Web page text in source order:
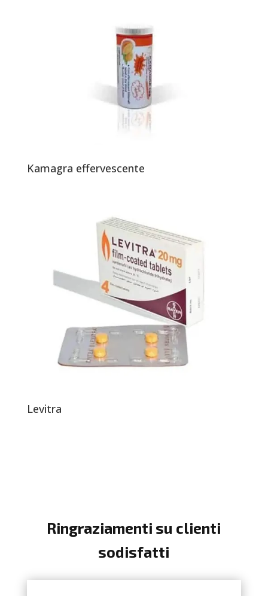
Kamagra effervescente
Levitra
Ringraziamenti su clienti
sodisfatti